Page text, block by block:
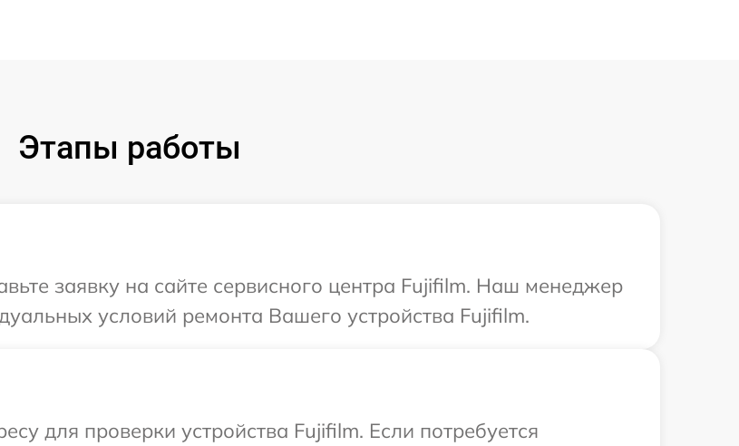
Этапы работы
заявку на сайте сервисного центра Fujifilm. Наш менеджер
условий ремонта Вашего устройства Fujifilm.
для проверки устройства Fujifilm. Если потребуется